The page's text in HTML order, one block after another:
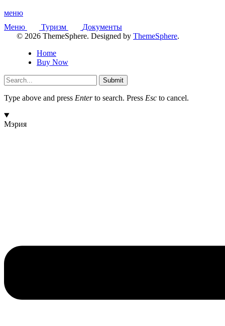
меню
Меню
Туризм
Документы
© 2026 ThemeSphere. Designed by ThemeSphere.
Home
Buy Now
Submit
Type above and press Enterto search. Press Esc to cancel.
Мэрия